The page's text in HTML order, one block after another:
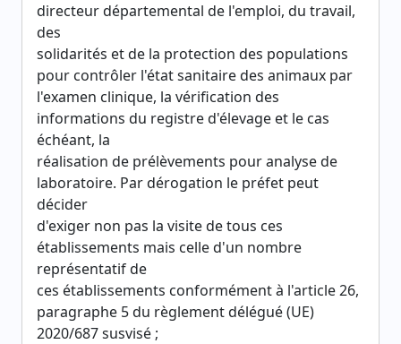
directeur départemental de l'emploi, du travail,
des
solidarités et de la protection des populations
pour contrôler l'état sanitaire des animaux par
l'examen clinique, la vérification des
informations du registre d'élevage et le cas
échéant, la
réalisation de prélèvements pour analyse de
laboratoire. Par dérogation le préfet peut
décider
d'exiger non pas la visite de tous ces
établissements mais celle d'un nombre
représentatif de
ces établissements conformément à l'article 26,
paragraphe 5 du règlement délégué (UE)
2020/687 susvisé ;